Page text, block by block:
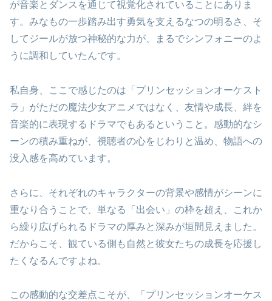
が音楽とダンスを通じて視覚化されていることにありま
す。みなもの一歩踏み出す勇気を支えるなつの明るさ、そ
してジールが放つ神秘的な力が、まるでシンフォニーのよ
うに調和していたんです。
私自身、ここで感じたのは「プリンセッションオーケスト
ラ」がただの魔法少女アニメではなく、友情や成長、絆を
音楽的に表現するドラマでもあるということ。感動的なシ
ーンの積み重ねが、視聴者の心をじわりと温め、物語への
没入感を高めています。
さらに、それぞれのキャラクターの背景や感情がシーンに
重なり合うことで、単なる「出会い」の枠を超え、これか
ら繰り広げられるドラマの厚みと深みが垣間見えました。
だからこそ、観ている側も自然と彼女たちの成長を応援し
たくなるんですよね。
この感動的な交差点こそが、「プリンセッションオーケス